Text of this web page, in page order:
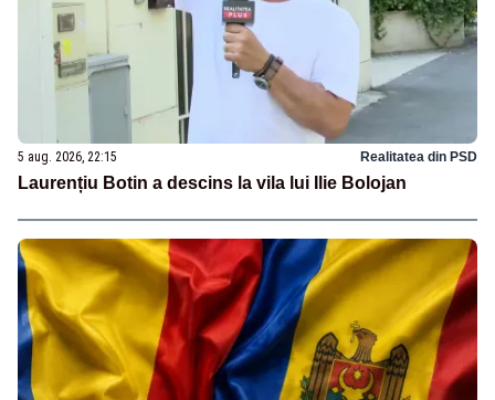
5 aug. 2026, 22:15 Realitatea din PSD
Laurențiu Botin a descins la vila lui Ilie Bolojan